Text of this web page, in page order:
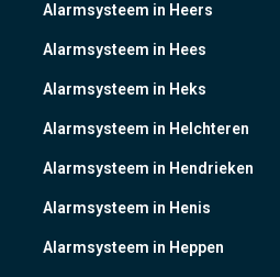
Alarmsysteem in Heers
Alarmsysteem in Hees
Alarmsysteem in Heks
Alarmsysteem in Helchteren
Alarmsysteem in Hendrieken
Alarmsysteem in Henis
Alarmsysteem in Heppen